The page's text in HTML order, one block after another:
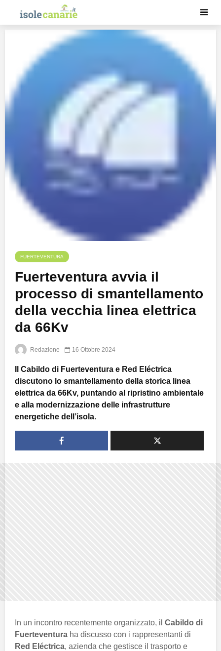
FUERTEVENTURA
Fuerteventura avvia il
processo di smantellamento
della vecchia linea elettrica
da 66Kv
Redazione 16 Ottobre 2024
Il Cabildo di Fuerteventura e Red Eléctrica
discutono lo smantellamento della storica linea
elettrica da 66Kv, puntando al ripristino ambientale
e alla modernizzazione delle infrastrutture
energetiche dell’isola.
In un incontro recentemente organizzato, il Cabildo di
Fuerteventura ha discusso con i rappresentanti di
Red Eléctrica, azienda che gestisce il trasporto e